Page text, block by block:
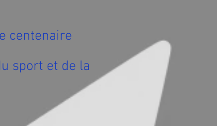
centenaire
sport et de la